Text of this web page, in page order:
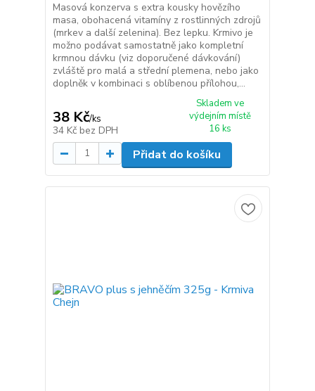
Masová konzerva s extra kousky hovězího
masa, obohacená vitamíny z rostlinných zdrojů
(mrkev a další zelenina). Bez lepku. Krmivo je
možno podávat samostatně jako kompletní
krmnou dávku (viz doporučené dávkování)
zvláště pro malá a střední plemena, nebo jako
doplněk v kombinaci s oblíbenou přílohou,...
38 Kč/ks
34 Kč bez DPH
Skladem ve
výdejním místě
16 ks
Přidat do košíku